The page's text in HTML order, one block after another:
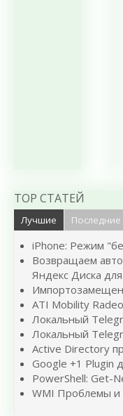
TOP СТАТЕЙ
Лучшие Последние
iPhone: Режим
Возвращаем
Яндекс Диска
ATI Mobility
Локальный
Локальный
Active Directory
Google +1 Plugin
PowerShell: Get-
WMI Проблемы